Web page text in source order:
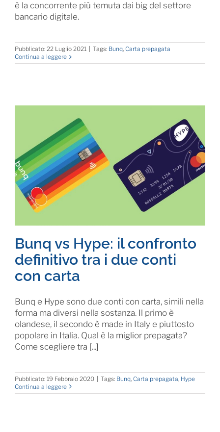
è la concorrente più temuta dai big del settore
bancario digitale.
Pubblicato: 22 Luglio 2021 Tags: Bunq, Carta prepagata
Continua a leggere
Bunq vs Hype: il confronto
definitivo tra i due conti
con carta
Bunq e Hype sono due conti con carta, simili nella
forma ma diversi nella sostanza. Il primo è
olandese, il secondo è made in Italy e piuttosto
popolare in Italia. Qual è la miglior prepagata?
Come scegliere tra [...]
Pubblicato: 19 Febbraio 2020 Tags: Bunq, Carta prepagata, Hype
Continua a leggere